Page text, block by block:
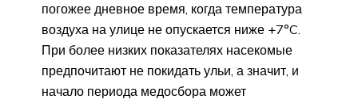
погожее дневное время, когда температура
воздуха на улице не опускается ниже +7°C.
При более низких показателях насекомые
предпочитают не покидать ульи, а значит, и
начало периода медосбора может